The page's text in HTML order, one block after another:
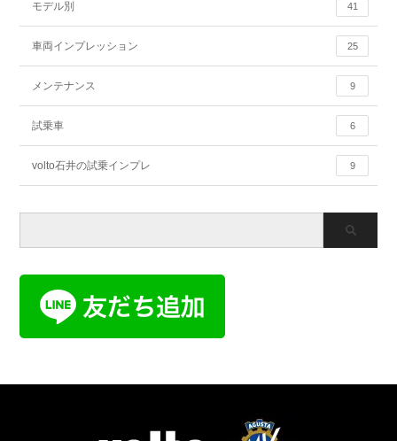
モデル別 41
車両インプレッション 25
メンテナンス 9
試乗車 6
volto石井の試乗インプレ 9